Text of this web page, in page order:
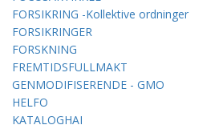
FORSIKRING -Kollektive ordninger
FORSIKRINGER
FORSKNING
FREMTIDSFULLMAKT
GENMODIFISERENDE - GMO
HELFO
KATALOGHAI